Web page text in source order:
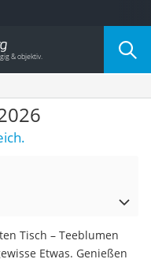
Tisch – Teeblumen
Etwas. Genießen